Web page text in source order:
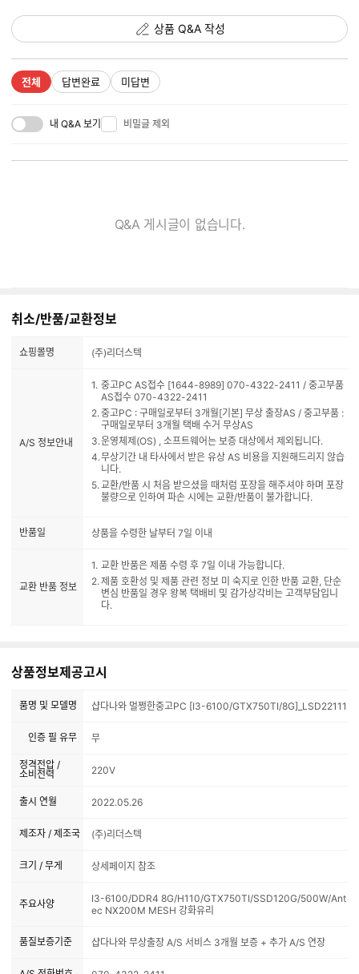
상품 Q&A 작성
전체 답변완료 미답변
내 Q&A 보기 비밀글 제외
Q&A 게시글이 없습니다.
취소/반품/교환정보
쇼핑몰명 (주)리더스텍
A/S 정보안내
중고PC AS접수 [1644-8989] 070-4322-2411 / 중고부품
AS접수 070-4322-2411
중고PC : 구매일로부터 3개월[기본] 무상 출장AS / 중고부품 :
구매일로부터 3개월 택배 수거 무상AS
운영체제(OS) , 소프트웨어는 보증 대상에서 제외됩니다.
무상기간 내 타사에서 받은 유상 AS 비용을 지원해드리지 않습
니다.
교환/반품 시 처음 받으셨을 때처럼 포장을 해주셔야 하며 포장
불량으로 인하여 파손 시에는 교환/반품이 불가합니다.
반품일 상품을 수령한 날부터 7일 이내
교환 반품 정보
교환 반품은 제품 수령 후 7일 이내 가능합니다.
제품 호환성 및 제품 관련 정보 미 숙지로 인한 반품 교환, 단순
변심 반품일 경우 왕복 택배비 및 감가상각비는 고객부담입니
다.
상품정보제공고시
품명 및 모델명 샵다나와 멀쩡한중고PC [I3-6100/GTX750TI/8G]_LSD22111
인증 필 유무 무
정격전압 /
소비전력
220V
출시 연월 2022.05.26
제조자 / 제조국 (주)리더스텍
크기 / 무게 상세페이지 참조
주요사양
I3-6100/DDR4 8G/H110/GTX750TI/SSD120G/500W/Ant
ec NX200M MESH 강화유리
품질보증기준 샵다나와 무상출장 A/S 서비스 3개월 보증 + 추가 A/S 연장